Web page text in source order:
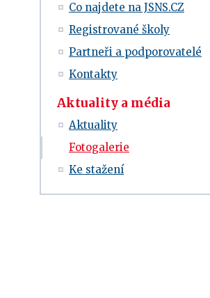
Co najdete na JSNS.CZ
Registrované školy
Partneři a podporovatelé
Kontakty
Aktuality a média
Aktuality
Fotogalerie
Ke stažení